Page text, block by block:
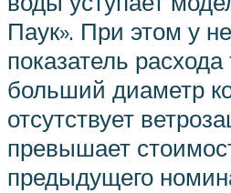
Паук». При этом у
показатель
больший диаметр
отсутствует
превышает
предыдущего